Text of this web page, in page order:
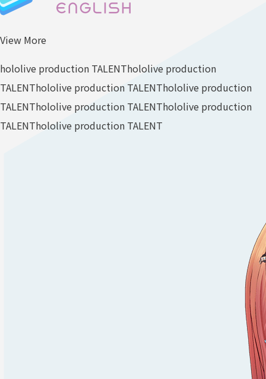
View More
hololive production TALENThololive production
TALENThololive production TALENThololive production
TALENThololive production TALENThololive production
TALENThololive production TALENT